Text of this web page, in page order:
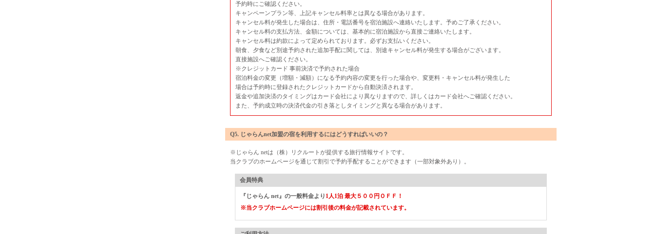
予約時にご確認ください。
キャンペーンプラン等、上記キャンセル料率とは異なる場合があります。
キャンセル料が発生した場合は、住所・電話番号を宿泊施設へ連絡いたします。予めご了承ください。
キャンセル料の支払方法、金額については、基本的に宿泊施設から直接ご連絡いたします。
キャンセル料は約款によって定められております。必ずお支払いください。
朝食、夕食など別途予約された追加手配に関しては、別途キャンセル料が発生する場合がございます。
直接施設へご確認ください。
※クレジットカード 事前決済で予約された場合
宿泊料金の変更（増額・減額）になる予約内容の変更を行った場合や、変更料・キャンセル料が発生した
場合は予約時に登録されたクレジットカードから自動決済されます。
返金や追加決済のタイミングはカード会社により異なりますので、詳しくはカード会社へご確認ください。
また、予約成立時の決済代金の引き落としタイミングと異なる場合があります。
Q5. じゃらんnet加盟の宿を利用するにはどうすればいいの？
※じゃらん netは（株）リクルートが提供する旅行情報サイトです。
当クラブのホームページを通じて割引で予約手配することができます（一部対象外あり）。
会員特典
『じゃらん net』の一般料金より 1人1泊 最大５００円ＯＦＦ！
※当クラブホームページには割引後の料金が記載されています。